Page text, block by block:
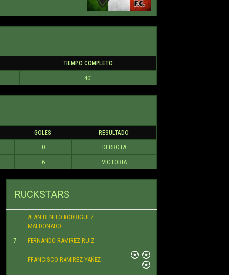
TIEMPO COMPLETO
40'
GOLES RESULTADO
0
DERROTA
6 VICTORIA
RUCKSTARS
ALAN BENITO RODRIGUEZ
MALDONADO
7
FERNANDO RAMIREZ RUIZ
FRANCISCO RAMIREZ YAÑEZ